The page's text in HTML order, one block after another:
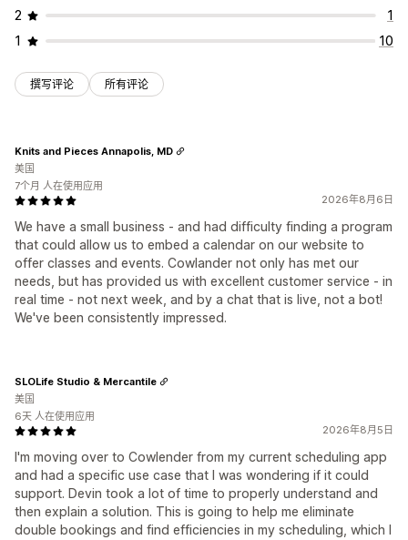
2
1
1
10
撰写评论 所有评论
2026年8月6日
We have a small business - and had difficulty finding a program
that could allow us to embed a calendar on our website to
offer classes and events. Cowlander not only has met our
needs, but has provided us with excellent customer service - in
real time - not next week, and by a chat that is live, not a bot!
We've been consistently impressed.
Knits and Pieces Annapolis, MD
美国
7个月 人在使用应用
2026年8月5日
I'm moving over to Cowlender from my current scheduling app
and had a specific use case that I was wondering if it could
support. Devin took a lot of time to properly understand and
then explain a solution. This is going to help me eliminate
double bookings and find efficiencies in my scheduling, which I
SLOLife Studio & Mercantile
美国
6天 人在使用应用